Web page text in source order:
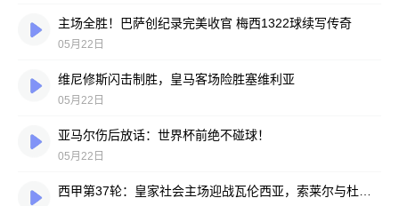
主场全胜！巴萨创纪录完美收官 梅西1322球续写传奇
05月22日
维尼修斯闪击制胜，皇马客场险胜塞维利亚
05月22日
亚马尔伤后放话：世界杯前绝不碰球！
05月22日